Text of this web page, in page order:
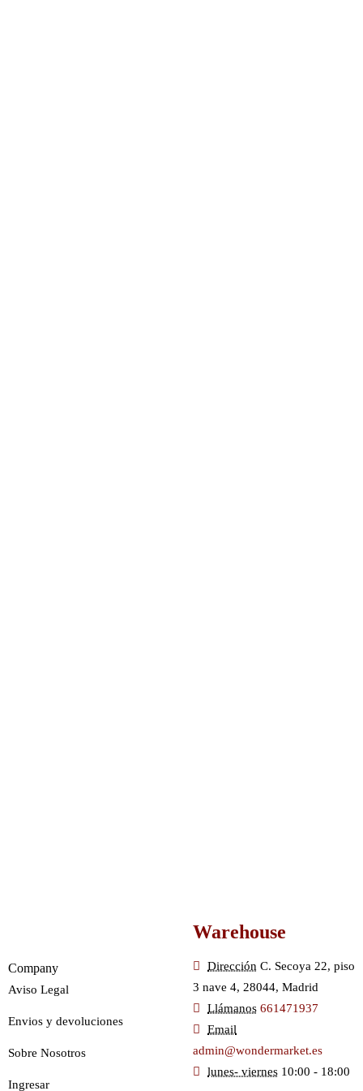
Company
Aviso Legal
Envios y devoluciones
Sobre Nosotros
Ingresar
Warehouse
Dirección C. Secoya 22, piso
3 nave 4, 28044, Madrid
Llámanos 661471937
Email
admin@wondermarket.es
lunes- viernes 10:00 - 18:00